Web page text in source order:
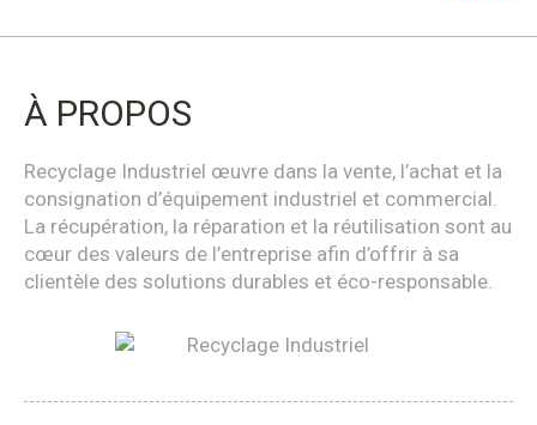
À PROPOS
Recyclage Industriel œuvre dans la vente, l’achat et la
consignation d’équipement industriel et commercial.
La récupération, la réparation et la réutilisation sont au
cœur des valeurs de l’entreprise afin d’offrir à sa
clientèle des solutions durables et éco-responsable.